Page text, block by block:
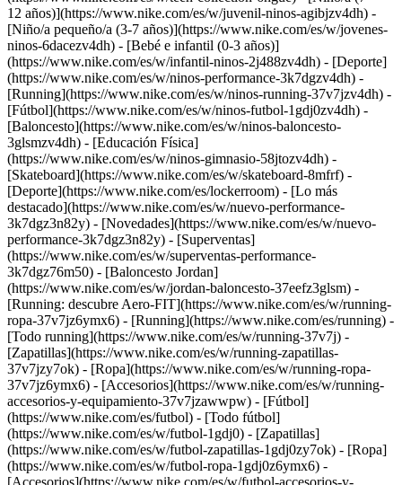
12 años)](https://www.nike.com/es/w/juvenil-ninos-agibjzv4dh) -
[Niño/a pequeño/a (3-7 años)](https://www.nike.com/es/w/jovenes-
ninos-6dacezv4dh) - [Bebé e infantil (0-3 años)]
(https://www.nike.com/es/w/infantil-ninos-2j488zv4dh) - [Deporte]
(https://www.nike.com/es/w/ninos-performance-3k7dgzv4dh) -
[Running](https://www.nike.com/es/w/ninos-running-37v7jzv4dh) -
[Fútbol](https://www.nike.com/es/w/ninos-futbol-1gdj0zv4dh) -
[Baloncesto](https://www.nike.com/es/w/ninos-baloncesto-
3glsmzv4dh) - [Educación Física]
(https://www.nike.com/es/w/ninos-gimnasio-58jtozv4dh) -
[Skateboard](https://www.nike.com/es/w/skateboard-8mfrf) -
[Deporte](https://www.nike.com/es/lockerroom) - [Lo más
destacado](https://www.nike.com/es/w/nuevo-performance-
3k7dgz3n82y) - [Novedades](https://www.nike.com/es/w/nuevo-
performance-3k7dgz3n82y) - [Superventas]
(https://www.nike.com/es/w/superventas-performance-
3k7dgz76m50) - [Baloncesto Jordan]
(https://www.nike.com/es/w/jordan-baloncesto-37eefz3glsm) -
[Running: descubre Aero-FIT](https://www.nike.com/es/w/running-
ropa-37v7jz6ymx6) - [Running](https://www.nike.com/es/running) -
[Todo running](https://www.nike.com/es/w/running-37v7j) -
[Zapatillas](https://www.nike.com/es/w/running-zapatillas-
37v7jzy7ok) - [Ropa](https://www.nike.com/es/w/running-ropa-
37v7jz6ymx6) - [Accesorios](https://www.nike.com/es/w/running-
accesorios-y-equipamiento-37v7jzawwpw) - [Fútbol]
(https://www.nike.com/es/futbol) - [Todo fútbol]
(https://www.nike.com/es/w/futbol-1gdj0) - [Zapatillas]
(https://www.nike.com/es/w/futbol-zapatillas-1gdj0zy7ok) - [Ropa]
(https://www.nike.com/es/w/futbol-ropa-1gdj0z6ymx6) -
[Accesorios](https://www.nike.com/es/w/futbol-accesorios-y-